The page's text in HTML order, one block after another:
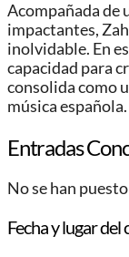
Acompañada de
impactantes,
inolvidable. En
capacidad para
consolida como
música española.
Entradas
No se han
Fecha y lugar